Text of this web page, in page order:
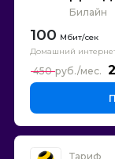
Билайн
100
Домашний
450
Тариф